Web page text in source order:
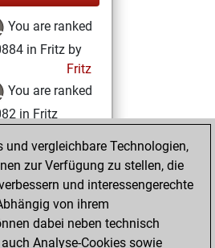
You are ranked
in Fritz by
Fritz
You are ranked
in Fritz
2, 2021
You achieved a
of 82
und vergleichbare Technologien,
zur Verfügung zu stellen, die
und interessengerechte
von ihrem
dabei neben technisch
Analyse-Cookies sowie